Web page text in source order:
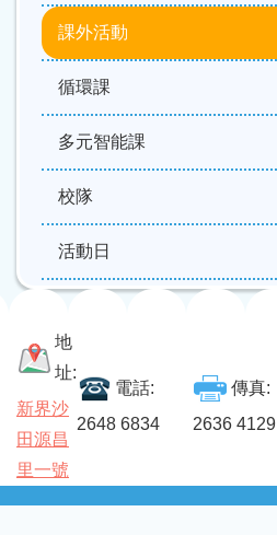
課外活動
循環課
多元智能課
校隊
活動日
地
址:
新界沙
田源昌
里一號
電話:
2648 6834
傳真:
2636 4129